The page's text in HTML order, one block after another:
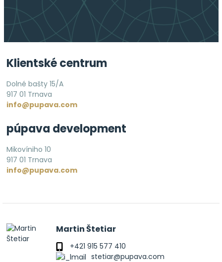
Klientské centrum
Dolné bašty 15/A
917 01 Trnava
info@pupava.com
púpava development
Mikovíniho 10
917 01 Trnava
info@pupava.com
Martin Štetiar
+421 915 577 410
stetiar@pupava.com